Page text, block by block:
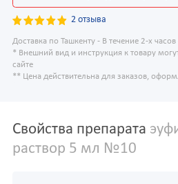
2 отзыва
Доставка по Ташкенту - В течение 2-х
* Внешний вид и инструкция к товару
сайте
** Цена действительна для заказов,
Свойства препарата
раствор 5 мл №10